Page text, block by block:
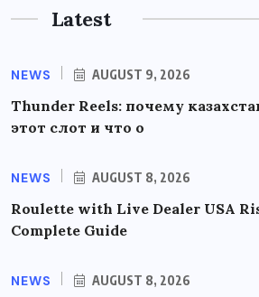
Latest
NEWS AUGUST 9, 2026
Thunder Reels: почему
этот слот и что о
NEWS AUGUST 8, 2026
Roulette with Live Dealer USA
Complete Guide
NEWS AUGUST 8, 2026